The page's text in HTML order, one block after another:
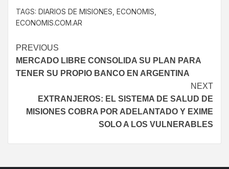
TAGS: DIARIOS DE MISIONES ECONOMIS
ECONOMIS.COM.AR
PREVIOUS
MERCADO LIBRE CONSOLIDA SU PLAN PARA
TENER SU PROPIO BANCO EN ARGENTINA
NEXT
EXTRANJEROS: EL SISTEMA DE SALUD DE
MISIONES COBRA POR ADELANTADO Y EXIME
SOLO A LOS VULNERABLES